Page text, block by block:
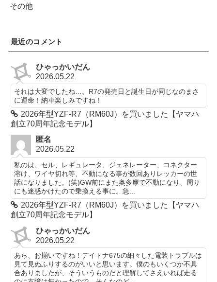
その他
最近のコメント
ひゃっかいだん
2026.05.22
それは大変でしたね…。R7の発売日と誕生日が同じなのまさ
に運命！納車楽しみですね！
2026年型YZF-R7（RM60J）を買いました【ヤマハ
創立70周年記念モデル】
匿名
2026.05.22
私のは、セル、レギュレータ、ジェネレーター、コネクター
溶け、ワイヤ切れ等、不動になる事が数回ありレッカーの世
話になりました。(笑)GW前にまた奥多摩で不動になり、周り
にも迷惑かけたので乗換える事に。急...
2026年型YZF-R7（RM60J）を買いました【ヤマハ
創立70周年記念モデル】
ひゃっかいだん
2026.05.22
あら、お揃いですね！デイトナ675の細々した電装トラブルは
見て見ぬふりするのがいいと思います。僕のもいくつか不具
合ありましたが、そういうものだと理解してさえいれば走る